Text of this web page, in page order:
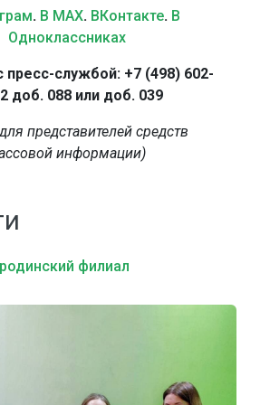
. В MAX. ВКонтакте. В
Одноклассниках
пресс-службой: +7 (498) 602-
доб. 088 или доб. 039
представителей средств
информации)
филиал